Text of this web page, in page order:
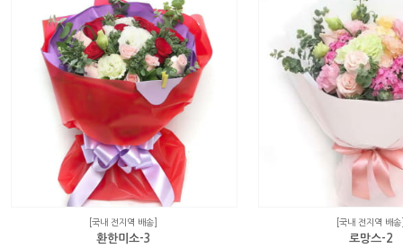
[국내 전지역 배송]
환한미소-3
[국내 전지역 배
로망스-2